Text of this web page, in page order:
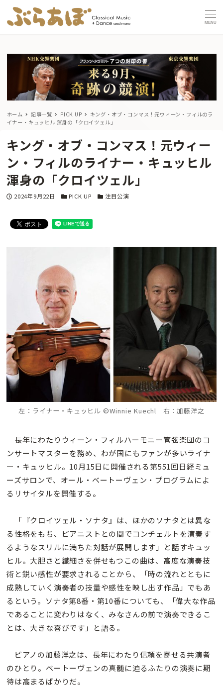
MENU
ホーム 記事一覧 PICK UP
キング・オブ・コンマス！元ウィーン・フィルのラ
イナー・キュッヒル 渾身の「クロイツェル」
キング・オブ・コンマス！元ウィー
ン・フィルのライナー・キュッヒル
渾身の「クロイツェル」
投稿日
2024年9月22日 カテゴリー
PICK UP カテゴリー
注目公演
左：ライナー・キュッヒル ©Winnie Kuechl 右：加藤洋之
長年にわたりウィーン・フィルハーモニー管弦楽団のコ
ンサートマスターを務め、わが国にもファンが多いライナ
ー・キュッヒル。10月15日に開催される第551回日経ミュ
ーズサロンで、オール・ベートーヴェン・プログラムによ
るリサイタルを開催する。
「『クロイツェル・ソナタ』は、ほかのソナタとは異な
る性格をもち、ピアニストとの間でコンチェルトを演奏す
るようなスリルに満ちた対話が展開します」と話すキュッ
ヒル。大胆さと繊細さを併せもつこの曲は、高度な演奏技
術と鋭い感性が要求されることから、「時の流れとともに
成熟していく演奏者の技量や感性を映し出す作品」でもあ
るという。ソナタ第8番・第10番についても、「偉大な作品
であることに変わりはなく、みなさんの前で演奏できるこ
とは、大きな喜びです」と語る。
ピアノの加藤洋之は、長年にわたり信頼を寄せる共演者
のひとり。ベートーヴェンの真髄に迫るふたりの演奏に期
待は高まるばかりだ。